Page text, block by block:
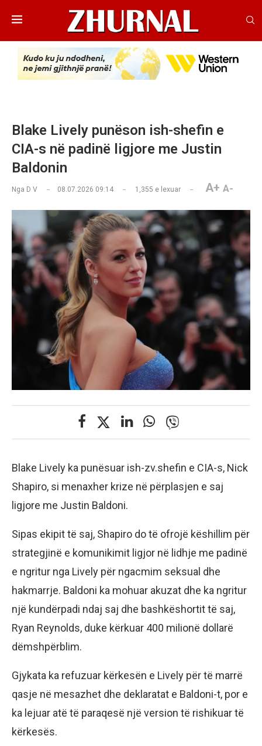
Blake Lively punëson ish-shefin e
CIA-s në padinë ligjore me Justin
Baldonin
Nga D V 08.07.2026 09:14 1,355 e lexuar A+ A-
Blake Lively ka punësuar ish-zv.shefin e CIA-s, Nick
Shapiro, si menaxher krize në përplasjen e saj
ligjore me Justin Baldoni.
Sipas ekipit të saj, Shapiro do të ofrojë këshillim për
strategjinë e komunikimit ligjor në lidhje me padinë
e ngritur nga Lively për ngacmim seksual dhe
hakmarrje. Baldoni ka mohuar akuzat dhe ka ngritur
një kundërpadi ndaj saj dhe bashkëshortit të saj,
Ryan Reynolds, duke kërkuar 400 milionë dollarë
dëmshpërblim.
Gjykata ka refuzuar kërkesën e Lively për të marrë
qasje në mesazhet dhe deklaratat e Baldoni-t, por e
ka lejuar atë të paraqesë një version të rishikuar të
kërkesës.